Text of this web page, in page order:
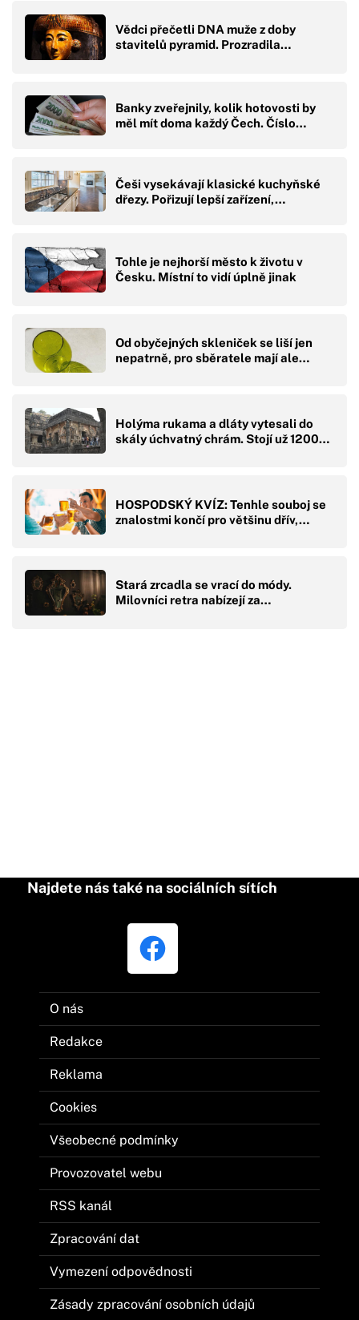
Vědci přečetli DNA muže z doby
stavitelů pyramid. Prozradila…
Banky zveřejnily, kolik hotovosti by
měl mít doma každý Čech. Číslo…
Češi vysekávají klasické kuchyňské
dřezy. Pořizují lepší zařízení,…
Tohle je nejhorší město k životu v
Česku. Místní to vidí úplně jinak
Od obyčejných skleniček se liší jen
nepatrně, pro sběratele mají ale…
Holýma rukama a dláty vytesali do
skály úchvatný chrám. Stojí už 1200…
HOSPODSKÝ KVÍZ: Tenhle souboj se
znalostmi končí pro většinu dřív,…
Stará zrcadla se vrací do módy.
Milovníci retra nabízejí za…
Najdete nás také na sociálních sítích
O nás
Redakce
Reklama
Cookies
Všeobecné podmínky
Provozovatel webu
RSS kanál
Zpracování dat
Vymezení odpovědnosti
Zásady zpracování osobních údajů